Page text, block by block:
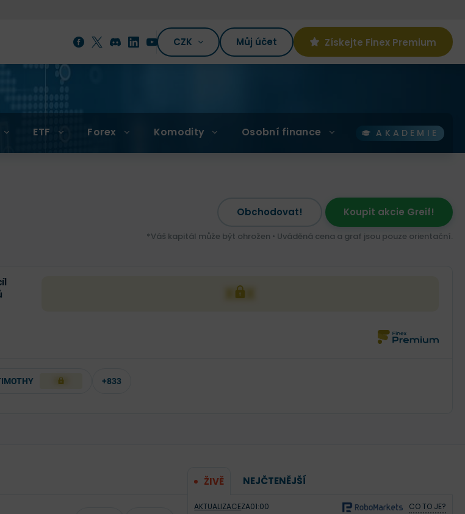
CZK Můj účet Získejte Finex Premium
ETF Forex Komodity Osobní finance AKADEMIE
Obchodovat! Koupit akcie Greif!
*Váš kapitál může být ohrožen • Uváděná cena a graf jsou pouze orientační.
XXX
XXX +833
ŽIVĚ NEJČTENĚJŠÍ
AKTUALIZACEZA01:00 CO TO JE?